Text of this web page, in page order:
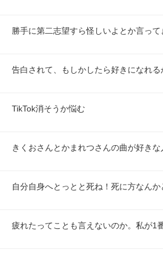
勝手に第二志望すら怪しいよとか言っ
告白されて、もしかしたら好きになれ
TikTok消そうか悩む
きくおさんとかまれつさんの曲が好き
自分自身へとっとと死ね！死に方なん
疲れたってことも言えないのか。私が1